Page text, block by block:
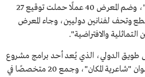
من خلال تتبّع الحجارة"، وضم المعرض 40 عملًا حملت توقيع 27
وتحف لفنانين دوليين، وجاء المعرض
والافتراضية".
طويق الدولي، الذي يُعد أحد برامج مشروع
"الرياض آرت"، تحت عنوان "شاعرية المكان"، وجمع 20 متخصصًا في